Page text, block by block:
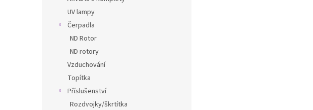
UV lampy
Čerpadla
ND Rotor
ND rotory
Vzduchování
Topítka
Příslušenství
Rozdvojky/škrtítka